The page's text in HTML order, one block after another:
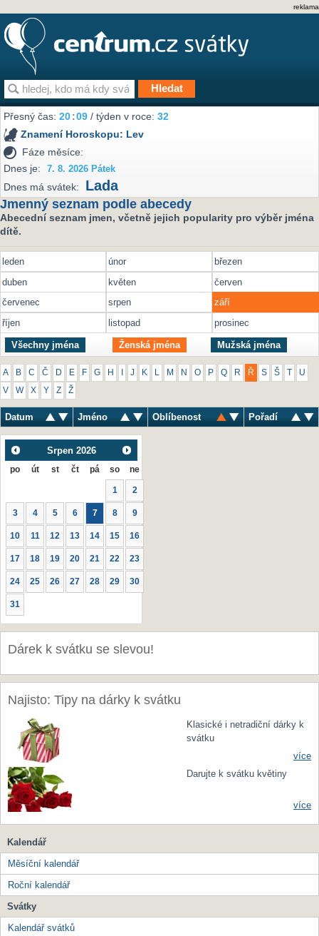
reklama
Přesný čas:20:09 / týden v roce:32
Znamení Horoskopu: Lev
Fáze měsíce:
Dnes je:
7. 8. 2026 Pátek
Dnes má svátek: Lada
Jmenný seznam podle abecedy
Abecední seznam jmen, včetně jejich popularity pro výběr jména
dítě.
leden únor
březen
duben
květen
červen
červenec
srpen
září
říjen
listopad prosinec
Všechny jména Ženská jména Mužská jména
A B C Č D E F G H J K M N O P Q R Ř S Š U
V W X Y Z Ž
Datum Jméno Oblíbenost Pořadí
Srpen 2026
po út st čt pá so ne
1 2
3 4 5 6 7 8 9
10 11 12 13 14 15 16
17 18 19 20 21 22 23
24 25 26 27 28 29 30
31
Dárek k svátku se slevou!
Najisto: Tipy na dárky k svátku
Klasické i netradiční dárky k
svátku
více
Darujte k svátku květiny
více
Kalendář
Měsíční kalendář
Roční kalendář
Svátky
Kalendář svátků